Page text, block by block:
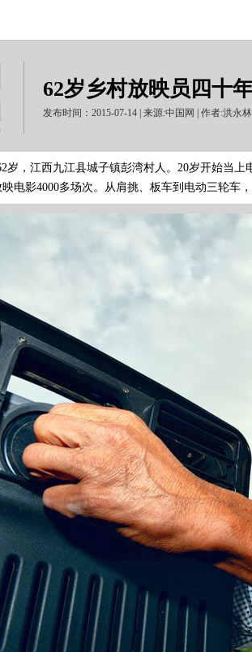
62岁乡村放映员四十
发布时间：2015-07-14 | 来源:中国网 | 作者:洪永
，江西九江县城子镇彭湾村人。20岁开始当上
电影4000多场次。从肩挑、板车到电动三轮